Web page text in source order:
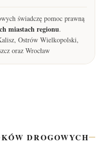
świadczę pomoc prawną
miastach regionu.
Ostrów Wielkopolski,
oraz Wrocław
DROGOWYCH